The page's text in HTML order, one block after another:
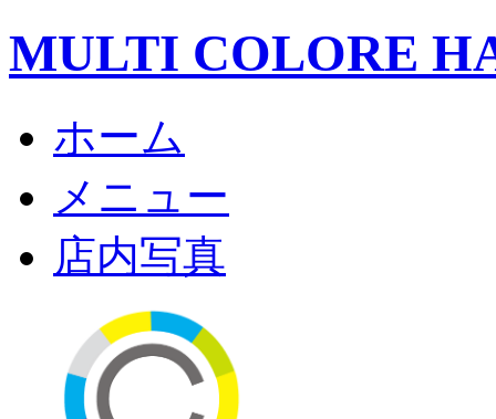
MULTI COLORE
ホーム
メニュー
店内写真